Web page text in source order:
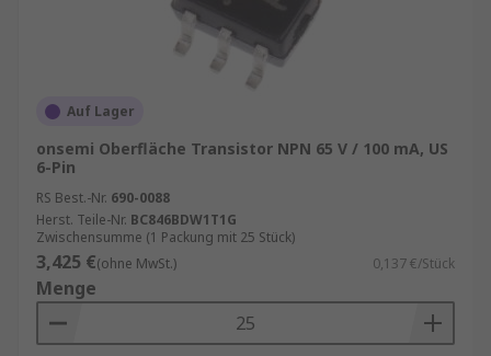
Auf Lager
onsemi Oberfläche Transistor NPN 65 V / 100 mA, US
6-Pin
RS Best.-Nr. 690-0088
Herst. Teile-Nr. BC846BDW1T1G
Zwischensumme (1 Packung mit 25 Stück)
3,425 €(ohne MwSt.) 0,137 €/Stück
Menge